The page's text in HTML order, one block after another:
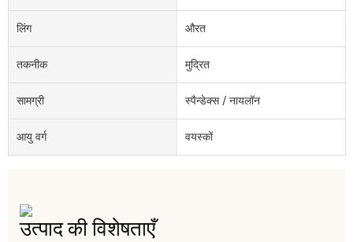
लिंग औरत
तकनीक मुद्रित
सामग्री स्पैन्डेक्स / नायलॉन
आयु वर्ग वयस्कों
उत्पाद की विशेषताएँ